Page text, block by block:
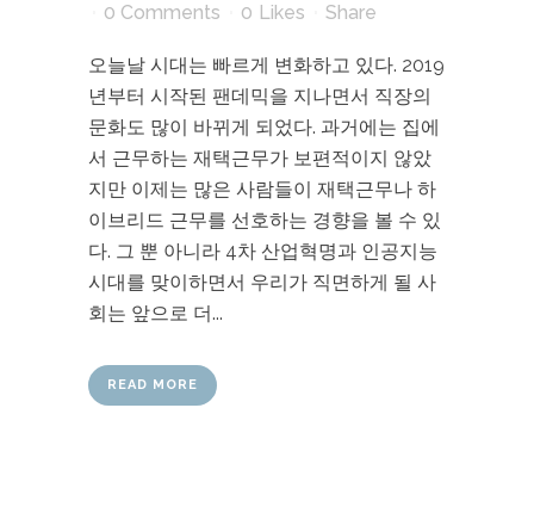
0 Comments
0 Likes Share
오늘날 시대는 빠르게 변화하고 있다. 2019
년부터 시작된 팬데믹을 지나면서 직장의
문화도 많이 바뀌게 되었다. 과거에는 집에
서 근무하는 재택근무가 보편적이지 않았
지만 이제는 많은 사람들이 재택근무나 하
이브리드 근무를 선호하는 경향을 볼 수 있
다. 그 뿐 아니라 4차 산업혁명과 인공지능
시대를 맞이하면서 우리가 직면하게 될 사
회는 앞으로 더...
READ MORE